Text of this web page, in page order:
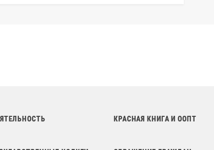
КРАСНАЯ КНИГА И ООПТ